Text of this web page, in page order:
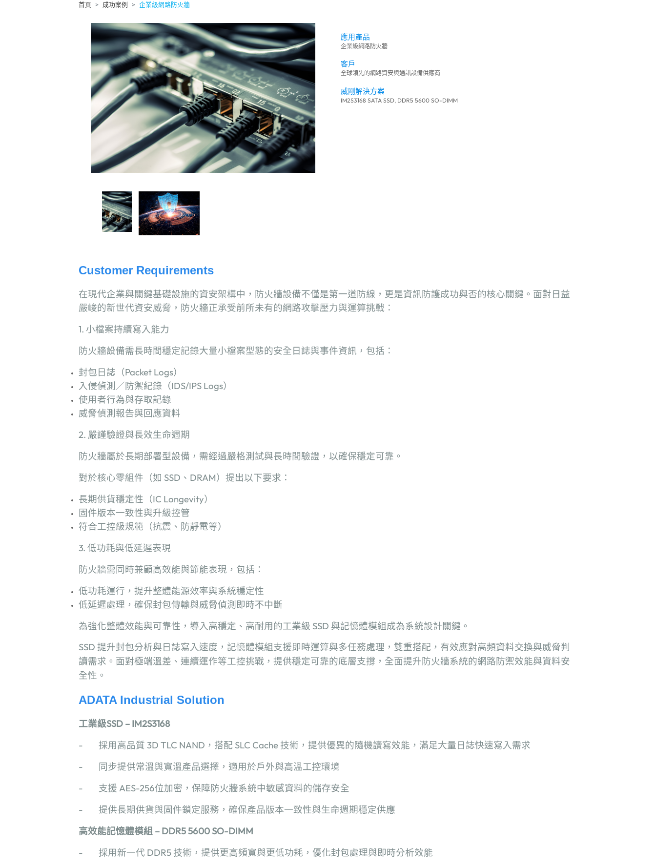
首頁 成功案例 企業級網路防火牆
應用產品
企業級網路防火牆
客戶
全球領先的網路資安與通訊設備供應商
威剛解決方案
IM2S3168 SATA SSD, DDR5 5600 SO-DIMM
Customer Requirements
在現代企業與關鍵基礎設施的資安架構中，防火牆設備不僅是第一道防線，更是資訊防護成功與否的核心關鍵。面對日益
嚴峻的新世代資安威脅，防火牆正承受前所未有的網路攻擊壓力與運算挑戰：
1. 小檔案持續寫入能力
防火牆設備需長時間穩定記錄大量小檔案型態的安全日誌與事件資訊，包括：
封包日誌（Packet Logs）
入侵偵測／防禦紀錄（IDS/IPS Logs）
使用者行為與存取記錄
威脅偵測報告與回應資料
2. 嚴謹驗證與長效生命週期
防火牆屬於長期部署型設備，需經過嚴格測試與長時間驗證，以確保穩定可靠。
對於核心零組件（如 SSD 、 DRAM）提出以下要求：
長期供貨穩定性（IC Longevity）
固件版本一致性與升級控管
符合工控級規範（抗震、防靜電等）
3. 低功耗與低延遲表現
防火牆需同時兼顧高效能與節能表現，包括：
低功耗運行，提升整體能源效率與系統穩定性
低延遲處理，確保封包傳輸與威脅偵測即時不中斷
為強化整體效能與可靠性，導入高穩定、高耐用的工業級 SSD 與記憶體模組成為系統設計關鍵。
SSD 提升封包分析與日誌寫入速度，記憶體模組支援即時運算與多任務處理，雙重搭配，有效應對高頻資料交換與威脅判
讀需求。面對極端溫差、連續運作等工控挑戰，提供穩定可靠的底層支撐，全面提升防火牆系統的網路防禦效能與資料安
全性。
ADATA Industrial Solution
工業級SSD – IM2S3168
- 採用高品質 3D TLC NAND ，搭配 SLC Cache 技術，提供優異的隨機讀寫效能，滿足大量日誌快速寫入需求
- 同步提供常溫與寬溫產品選擇，適用於戶外與高溫工控環境
- 支援 AES-256位加密，保障防火牆系統中敏感資料的儲存安全
- 提供長期供貨與固件鎖定服務，確保產品版本一致性與生命週期穩定供應
高效能記憶體模組 – DDR5 5600 SO-DIMM
- 採用新一代 DDR5 技術，提供更高頻寬與更低功耗，優化封包處理與即時分析效能